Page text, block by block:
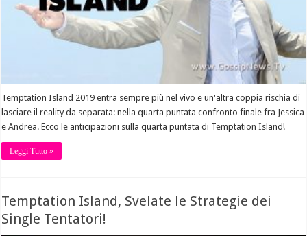
Temptation Island 2019 entra sempre più nel vivo e un'altra coppia rischia di
lasciare il reality da separata: nella quarta puntata confronto finale fra Jessica
e Andrea. Ecco le anticipazioni sulla quarta puntata di Temptation Island!
Leggi Tutto »
Temptation Island, Svelate le Strategie dei
Single Tentatori!